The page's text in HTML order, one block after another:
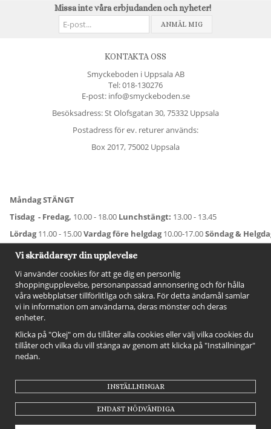
Missa inte våra erbjudanden och nyheter!
ANMÄL MIG
KONTAKTA OSS
Smyckeboden i Uppsala AB
Tel:018-130276
E-post: info@smyckeboden.se
Besöksadress: St Olofsgatan 30, 75332 Uppsala
Postadress för ev. returer används:
Box 2017, 75002 Uppsala
Måndag STÄNGT
Tisdag - Fredag, 10.00 - 18.00 Lunchstängt: 13.00 - 13.45
Lördag11.00 - 15.00Vardag före helgdag10.00-17.00Söndag &
För avvikande öppettider:
Titta här
Vi skräddarsyr din upplevelse
Vi använder cookies för att ge dig en personlig
shoppingupplevelse, personanpassad annonsering och för hålla
våra webbplatser tillförlitliga och säkra. För detta ändamål samlar
vi in information om användarna, deras mönster och deras
enheter.
Klicka på "Okej" om du tillåter alla cookies eller välj vilka cookies du
tillåter och vilka du vill stänga av genom att klicka på "Inställningar"
nedan.
INSTÄLLNINGAR
ENDAST NÖDVÄNDIGA